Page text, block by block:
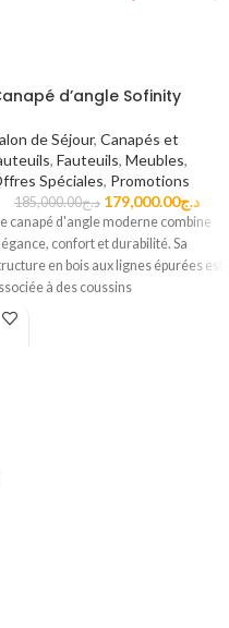
d’angle Sofinity
de Séjour, Canapés et
, Fauteuils, Meubles,
Spéciales, Promotions
د.ج185,000.00 د.ج179,000.00
canapé d'angle moderne combine
confort et durabilité. Sa
en bois aux lignes épurées est
à des coussins
rembourrés,